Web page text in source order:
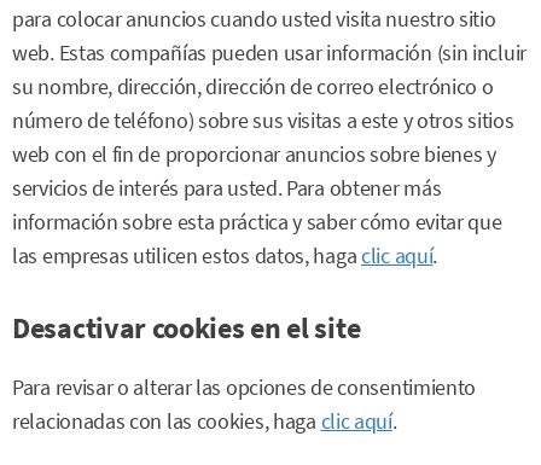
para colocar anuncios cuando usted visita nuestro sitio
web. Estas compañías pueden usar información (sin incluir
su nombre, dirección, dirección de correo electrónico o
número de teléfono) sobre sus visitas a este y otros sitios
web con el fin de proporcionar anuncios sobre bienes y
servicios de interés para usted. Para obtener más
información sobre esta práctica y saber cómo evitar que
las empresas utilicen estos datos, hagaclic aquí.
Desactivar cookies en el site
Para revisar o alterar las opciones de consentimiento
relacionadas con las cookies, haga clic aquí.